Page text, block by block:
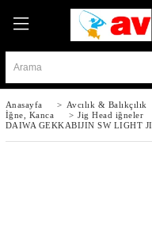
Anasayfa > Avcılık & Balıkçılık
İğne, Kanca
> Jig Head iğneler
DAIWA GEKKABIJIN SW LIGHT